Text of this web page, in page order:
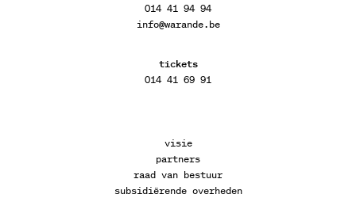
014 41 94 94
info@warande.be
tickets
014 41 69 91
visie
partners
raad van bestuur
subsidiërende overheden